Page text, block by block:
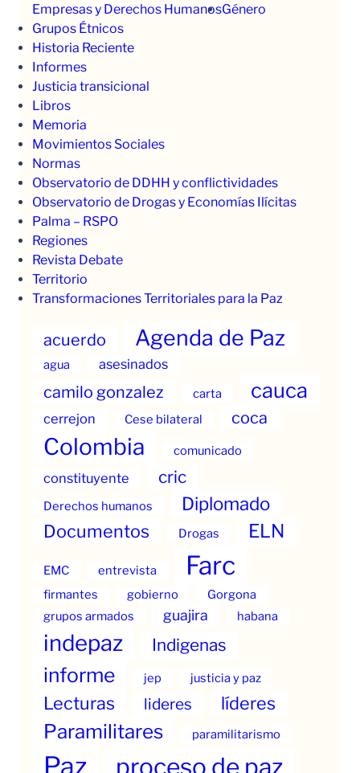
Empresas y Derechos HumanosGénero
Grupos Étnicos
Historia Reciente
Informes
Justicia transicional
Libros
Memoria
Movimientos Sociales
Normas
Observatorio de DDHH y conflictividades
Observatorio de Drogas y Economías Ilícitas
Palma – RSPO
Regiones
Revista Debate
Territorio
Transformaciones Territoriales para la Paz
acuerdo Agenda de Paz
agua asesinados
camilo gonzalez carta cauca
cerrejon Cese bilateral coca
Colombia comunicado
constituyente cric
Derechos humanos Diplomado
Documentos Drogas ELN
EMC entrevista Farc
firmantes gobierno
Gorgona
grupos armados
guajira habana
indepaz Indigenas
informe jep justicia y paz
Lecturas lideres líderes
Paramilitares paramilitarismo
Paz proceso de paz